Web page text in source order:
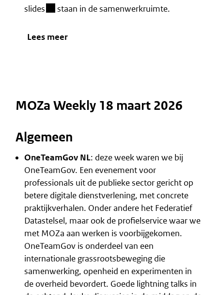
slides(besloten omgeving)
staan in de samenwerkruimte.
Lees meer
MOZa Weekly 18 maart 2026
Algemeen
OneTeamGov NL: deze week waren we bij
OneTeamGov. Een evenement voor
professionals uit de publieke sector gericht op
betere digitale dienstverlening, met concrete
praktijkverhalen. Onder andere het Federatief
Datastelsel, maar ook de profielservice waar we
met MOZa aan werken is voorbijgekomen.
OneTeamGov is onderdeel van een
internationale grassrootsbeweging die
samenwerking, openheid en experimenten in
de overheid bevordert. Goede lightning talks in